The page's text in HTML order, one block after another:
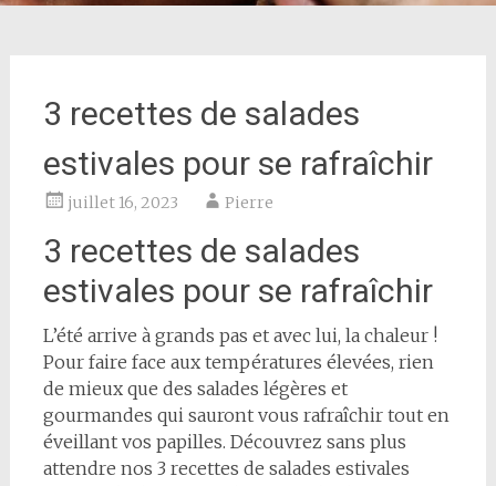
3 recettes de salades
estivales pour se rafraîchir
juillet 16, 2023 Pierre
3 recettes de salades
estivales pour se rafraîchir
L’été arrive à grands pas et avec lui, la chaleur !
Pour faire face aux températures élevées, rien
de mieux que des salades légères et
gourmandes qui sauront vous rafraîchir tout en
éveillant vos papilles. Découvrez sans plus
attendre nos 3 recettes de salades estivales